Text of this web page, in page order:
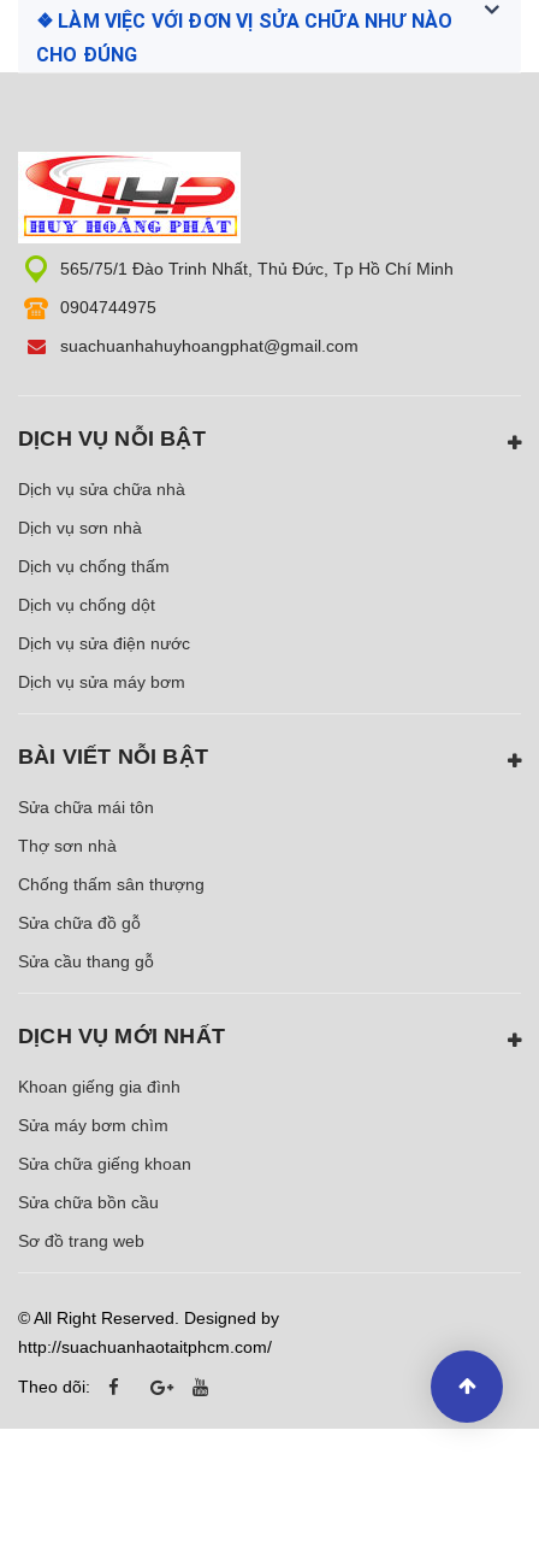
❖ LÀM VIỆC VỚI ĐƠN VỊ SỬA CHỮA NHƯ NÀO
CHO ĐÚNG
565/75/1 Đào Trinh Nhất, Thủ Đức, Tp Hồ Chí Minh
0904744975
suachuanhahuyhoangphat@gmail.com
DỊCH VỤ NỖI BẬT
Dịch vụ sửa chữa nhà
Dịch vụ sơn nhà
Dịch vụ chống thấm
Dịch vụ chống dột
Dịch vụ sửa điện nước
Dịch vụ sửa máy bơm
BÀI VIẾT NỖI BẬT
Sửa chữa mái tôn
Thợ sơn nhà
Chống thấm sân thượng
Sửa chữa đồ gỗ
Sửa cầu thang gỗ
DỊCH VỤ MỚI NHẤT
Khoan giếng gia đình
Sửa máy bơm chìm
Sửa chữa giếng khoan
Sửa chữa bồn cầu
Sơ đồ trang web
© All Right Reserved. Designed by
http://suachuanhaotaitphcm.com/
Theo dõi: